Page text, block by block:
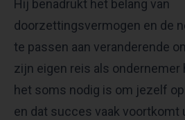
Hij benadrukt het belang van
doorzettingsvermogen en de
te passen aan veranderende
zijn eigen reis als
het soms nodig is om jezelf
en dat succes vaak voortkomt